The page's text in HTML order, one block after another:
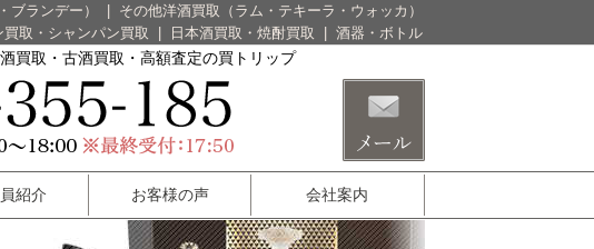
ブランデー）
その他洋酒買取（ラム・テキーラ・ウォッカ）
買取・シャンパン買取
日本酒買取・焼酎買取 酒器・ボトル
買取・古酒買取・高額査定の買トリップ
紹介 お客様の声 会社案内